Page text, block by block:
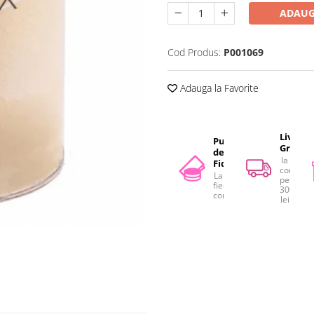
Cod Produs: P001069
Adauga la Favorite
Puncte
de
Fidelitate
La
fiecare
comandă
Livrare
Gratuită
la
comenzi
peste
300
lei